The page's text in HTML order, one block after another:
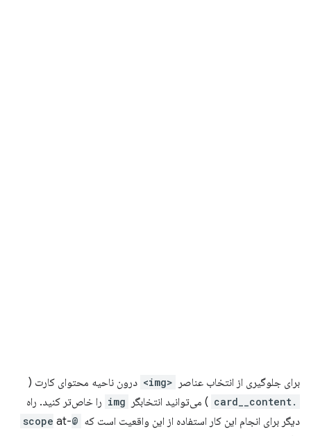
برای جلوگیری از انتخاب عناصر <img> درون ناحیه محتوای کارت (
.card__content ) می‌توانید انتخابگر img را خاص‌تر کنید. راه
دیگر برای انجام این کار استفاده از این واقعیت است که @scope
at-